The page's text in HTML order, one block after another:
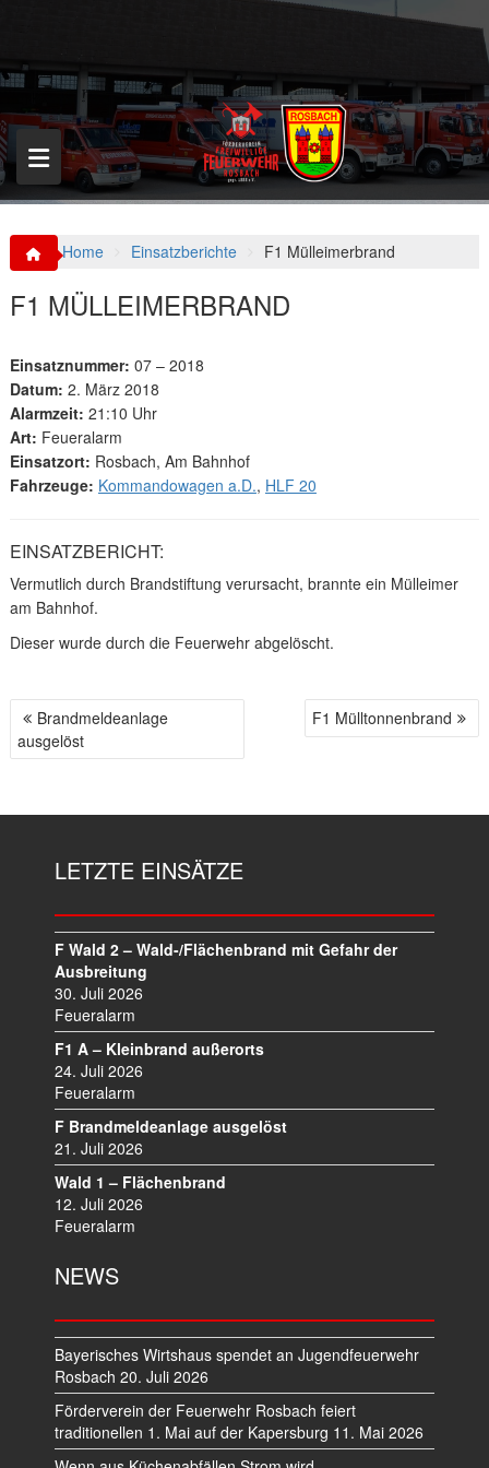
p
o
c
o
n
t
Home Einsatzberichte F1 Mülleimerbrand
F1 MÜLLEIMERBRAND
Einsatznummer: 07 – 2018
Datum: 2. März 2018
Alarmzeit: 21:10 Uhr
Art: Feueralarm
Einsatzort: Rosbach, Am Bahnhof
Fahrzeuge: Kommandowagen a.D., HLF 20
EINSATZBERICHT:
Vermutlich durch Brandstiftung verursacht, brannte ein Mülleimer
am Bahnhof.
Dieser wurde durch die Feuerwehr abgelöscht.
B
E
Brandmeldeanlage
ausgelöst
F1 Mülltonnenbrand
LETZTE EINSÄTZE
F Wald 2 – Wald-/Flächenbrand mit Gefahr der
Ausbreitung
30. Juli 2026
Feueralarm
F1 A – Kleinbrand außerorts
24. Juli 2026
Feueralarm
F Brandmeldeanlage ausgelöst
21. Juli 2026
Wald 1 – Flächenbrand
12. Juli 2026
Feueralarm
NEWS
Bayerisches Wirtshaus spendet an Jugendfeuerwehr
Rosbach 20. Juli 2026
Förderverein der Feuerwehr Rosbach feiert
traditionellen 1. Mai auf der Kapersburg 11. Mai 2026